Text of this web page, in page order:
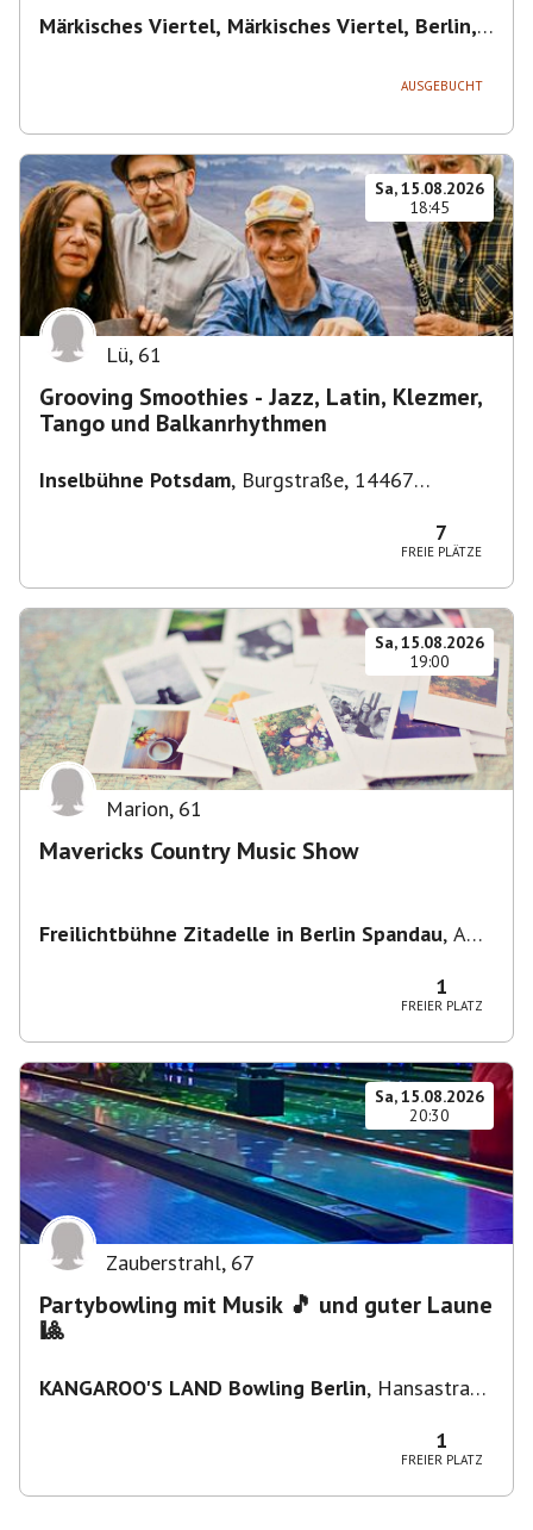
Märkisches Viertel, Märkisches Viertel, Berlin,
AUSGEBUCHT
Sa, 15.08.2026
18:45
Lü, 61
Grooving Smoothies - Jazz, Latin, Klezmer,
Tango und Balkanrhythmen
Inselbühne Potsdam, Burgstraße, 14467
7
FREIE PLÄTZE
Sa, 15.08.2026
19:00
Marion, 61
Mavericks Country Music Show
Freilichtbühne Zitadelle in Berlin Spandau, Am
1
FREIER PLATZ
Sa, 15.08.2026
20:30
Zauberstrahl, 67
Partybowling mit Musik 🎵 und guter Laune
🎱
KANGAROO'S LAND Bowling Berlin, Hansastraße
1
FREIER PLATZ